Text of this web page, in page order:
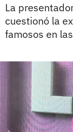
La
cuestionó la
famosos en